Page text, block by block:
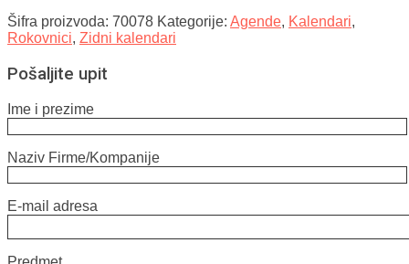
Šifra proizvoda: 70078 Kategorije: Agende, Kalendari,
Rokovnici, Zidni kalendari
Pošaljite upit
Ime i prezime
Naziv Firme/Kompanije
E-mail adresa